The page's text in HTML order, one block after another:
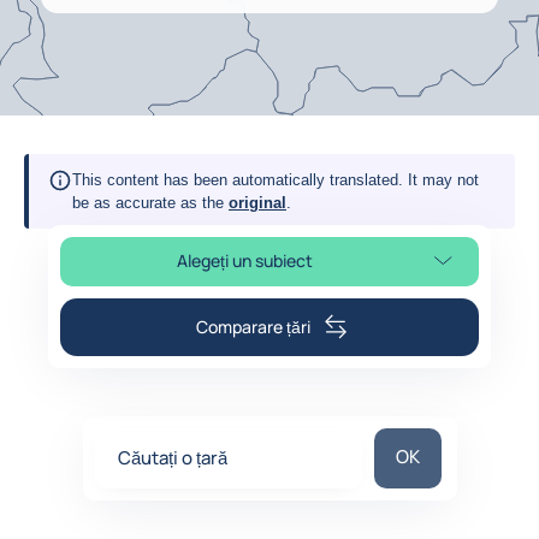
This content has been automatically translated. It may not
be as accurate as the original .
Alegeți un subiectSelect page section
Comparare țări
Căutați o țară Căutați o țară
OK